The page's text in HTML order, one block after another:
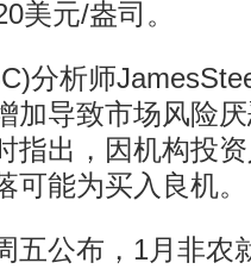
美元/盎司。
析师
加导致市场风险
指出，因机构投
可能为买入良机。
公布，1月非农